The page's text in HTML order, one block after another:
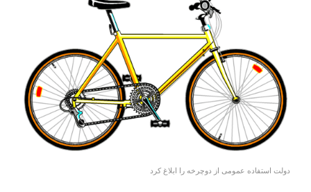
دولت استفاده عمومی از دوچرخه را ابلاغ کرد